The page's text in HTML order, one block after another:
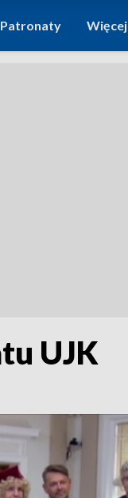
Patronaty Więcej
UJK